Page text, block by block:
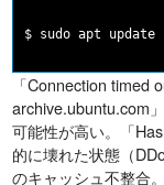
「Connection timed
archive.ubuntu.com
可能性が高い。「
的に壊れた状態（
のキャッシュ不整合